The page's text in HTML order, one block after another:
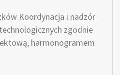
Koordynacja i nadzór
zgodnie
harmonogramem